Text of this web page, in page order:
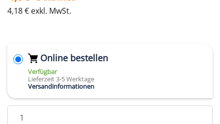
4,18 € exkl. MwSt.
Online bestellen
Verfügbar
Lieferzeit 3-5 Werktage
Versandinformationen